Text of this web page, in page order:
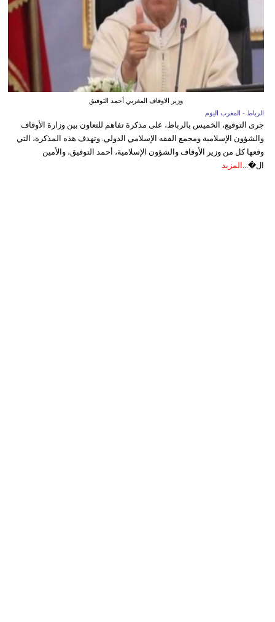
وزير الاوقاف المغربي أحمد التوفيق
الرباط - المغرب اليوم
جرى التوقيع، الخميس بالرباط، على مذكرة تفاهم للتعاون بين وزارة الأوقاف
والشؤون الإسلامية ومجمع الفقه الإسلامي الدولي. وتهدف هذه المذكرة، التي
وقعها كل من وزير الأوقاف والشؤون الإسلامية، أحمد التوفيق، والأمين
ال�... المزيد